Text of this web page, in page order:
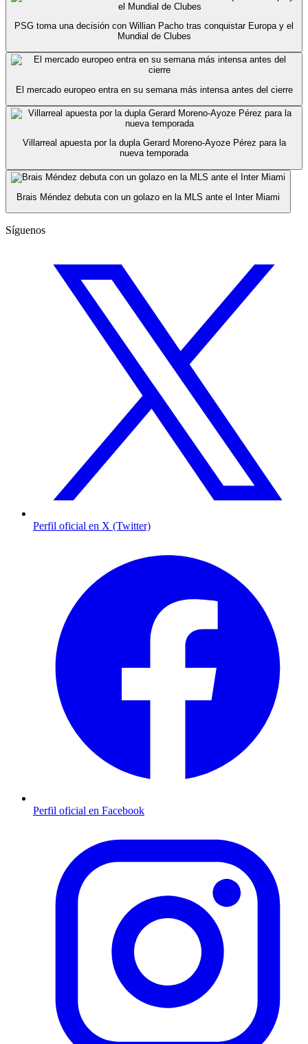
PSG toma una decisión con Willian Pacho tras conquistar Europa y el
Mundial de Clubes
El mercado europeo entra en su semana más intensa antes del cierre
Villarreal apuesta por la dupla Gerard Moreno-Ayoze Pérez para la
nueva temporada
Brais Méndez debuta con un golazo en la MLS ante el Inter Miami
Síguenos
Perfil oficial en X (Twitter)
Perfil oficial en Facebook